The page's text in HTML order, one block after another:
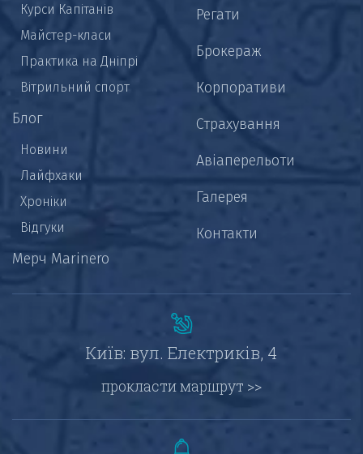
Курси Капітанів
Майстер-класи
Практика на Дніпрі
Вітрильний спорт
Блог
Новини
Лайфхаки
Хроніки
Відгуки
Мерч Marinero
Регати
Брокераж
Корпоративи
Страхування
Авіаперельоти
Галерея
Контакти
Київ: вул. Електриків, 4
прокласти маршрут >>